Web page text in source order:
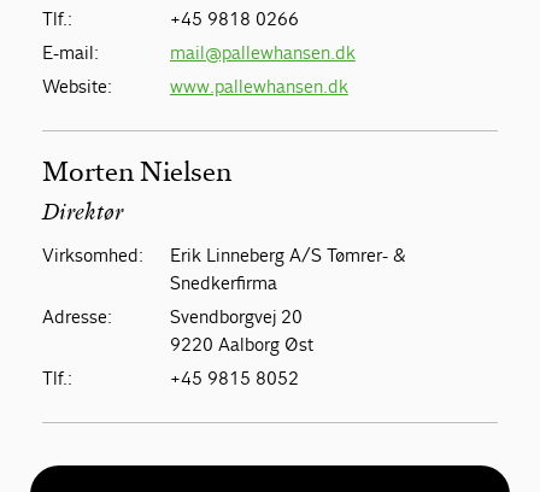
Tlf.:
+45 9818 0266
E-mail:
mail@pallewhansen.dk
Website:
www.pallewhansen.dk
Morten Nielsen
Direktør
Virksomhed:
Erik Linneberg A/S Tømrer- &
Snedkerfirma
Adresse:
Svendborgvej 20
9220 Aalborg Øst
Tlf.:
+45 9815 8052